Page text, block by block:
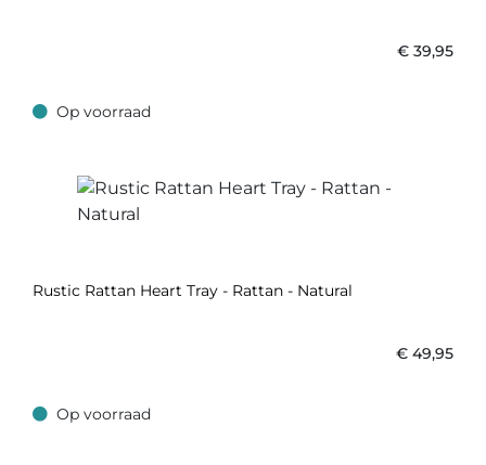
€ 39,95
Op voorraad
Op voorraad
Rustic Rattan Heart Tray - Rattan - Natural
€ 49,95
Op voorraad
Op voorraad